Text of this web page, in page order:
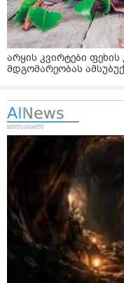
არყის კვირტები
მდგომარეობას